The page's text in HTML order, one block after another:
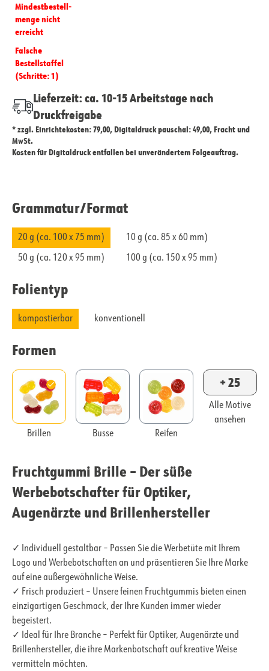
Mindest­­bestell­­
menge nicht
erreicht
Falsche
Bestellstaffel
(Schritte: 1)
Lieferzeit: ca. 10-15 Arbeitstage nach
Druckfreigabe
* zzgl. Einrichtekosten: 79,00, Digitaldruck pauschal: 49,00, Fracht und
MwSt.
Kosten für Digitaldruck entfallen bei unverändertem Folgeauftrag.
Grammatur/​Format
20 g (ca. 100 x 75 mm) 10 g (ca. 85 x 60 mm)
50 g (ca. 120 x 95 mm) 100 g (ca. 150 x 95 mm)
Folientyp
kompostierbar konventionell
Formen
Brillen Busse Reifen
+ 25
Alle Motive
ansehen
Fruchtgummi Brille – Der süße
Werbebotschafter für Optiker,
Augenärzte und Brillenhersteller
✓ Individuell gestaltbar – Passen Sie die Werbetüte mit Ihrem
Logo und Werbebotschaften an und präsentieren Sie Ihre Marke
auf eine außergewöhnliche Weise.
✓ Frisch produziert – Unsere feinen Fruchtgummis bieten einen
einzigartigen Geschmack, der Ihre Kunden immer wieder
begeistert.
✓ Ideal für Ihre Branche – Perfekt für Optiker, Augenärzte und
Brillenhersteller, die ihre Markenbotschaft auf kreative Weise
vermitteln möchten.